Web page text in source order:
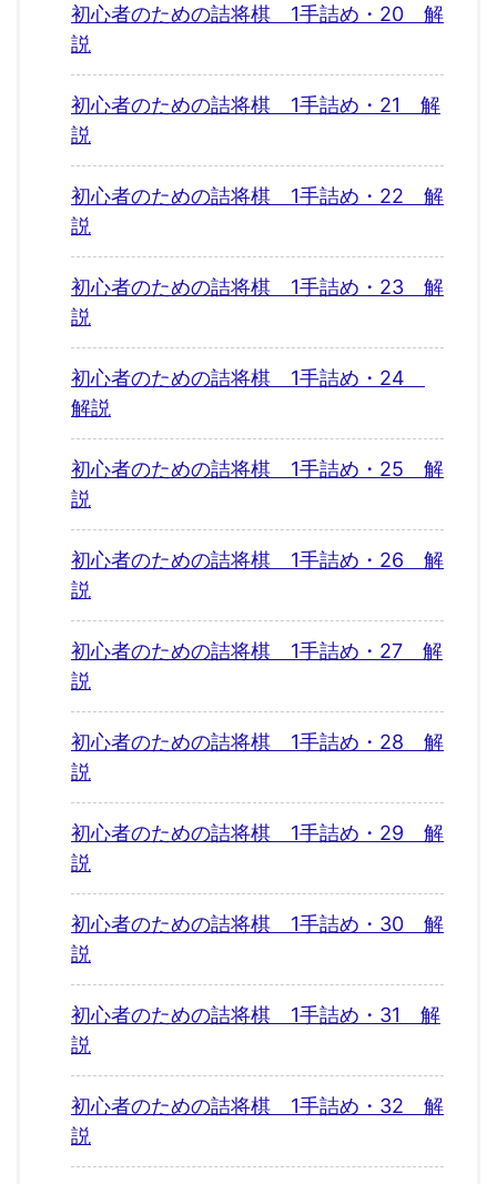
初心者のための詰将棋 1手詰め・20 解
説
初心者のための詰将棋 1手詰め・21 解
説
初心者のための詰将棋 1手詰め・22 解
説
初心者のための詰将棋 1手詰め・23 解
説
初心者のための詰将棋 1手詰め・24
解説
初心者のための詰将棋 1手詰め・25 解
説
初心者のための詰将棋 1手詰め・26 解
説
初心者のための詰将棋 1手詰め・27 解
説
初心者のための詰将棋 1手詰め・28 解
説
初心者のための詰将棋 1手詰め・29 解
説
初心者のための詰将棋 1手詰め・30 解
説
初心者のための詰将棋 1手詰め・31 解
説
初心者のための詰将棋 1手詰め・32 解
説